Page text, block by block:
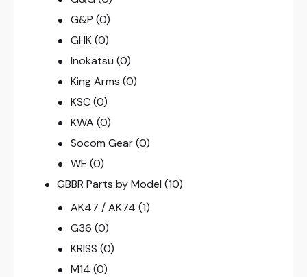
G&P (0)
GHK (0)
Inokatsu (0)
King Arms (0)
KSC (0)
KWA (0)
Socom Gear (0)
WE (0)
GBBR Parts by Model (10)
AK47 / AK74 (1)
G36 (0)
KRISS (0)
M14 (0)